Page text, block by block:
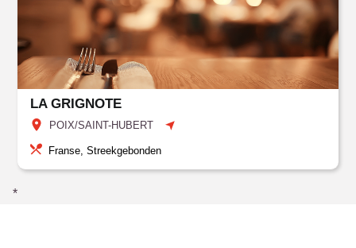
LA GRIGNOTE
POIX/SAINT-HUBERT
Franse, Streekgebonden
*